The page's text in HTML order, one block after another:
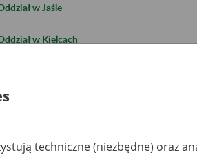
w Jaśle
w Kielcach
w Krakowie
techniczne (niezbędne) oraz